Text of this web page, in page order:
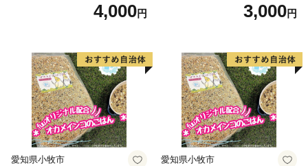
4,000円 3,000円
愛知県小牧市 愛知県小牧市